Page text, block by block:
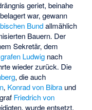
geriet, beinahe
war, gewann
Bundallmählich
Bauern. Der
Sekretär, dem
Ludwig nach
wieder zurück. Die
, die auch
, Konrad von Bibra und
Friedrich von
wurde entsetzt.